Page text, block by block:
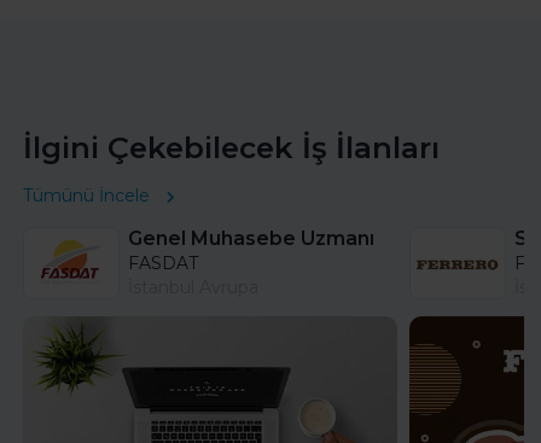
İlgini Çekebilecek İş İlanları
Tümünü İncele
Genel Muhasebe Uzmanı
FASDAT